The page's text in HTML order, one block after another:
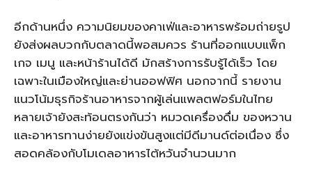
อีกด้านหนึ่ง ความนิยมของคาเฟ่และอาหารพร้อมถ่ายรูป
ยังส่งผลบวกกับตลาดนี้พอสมควร ร้านที่ออกแบบแพ็ก
เกจ เมนู และหน้าร้านได้ดี มักสร้างการรับรู้ได้เร็ว โดย
เฉพาะในเมืองใหญ่และย่านออฟฟิศ นอกจากนี้ รายงาน
แนวโน้มธุรกิจร้านอาหารจากผู้เล่นแพลตฟอร์มในไทย
หลายเจ้ายังสะท้อนตรงกันว่า หมวดเครื่องดื่ม ของหวาน
และอาหารทานง่ายยังแข่งขันสูงแต่มีดีมานด์ต่อเนื่อง ซึ่ง
สอดคล้องกับโมเดลอาหารไต้หวันจำนวนมาก